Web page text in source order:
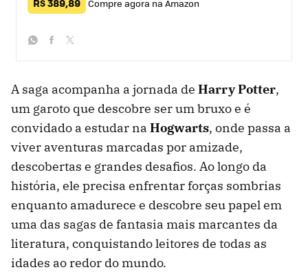
Compre agora na Amazon
A saga acompanha a jornada de Harry Potter,
um garoto que descobre ser um bruxo e é
convidado a estudar na Hogwarts, onde passa a
viver aventuras marcadas por amizade,
descobertas e grandes desafios. Ao longo da
história, ele precisa enfrentar forças sombrias
enquanto amadurece e descobre seu papel em
uma das sagas de fantasia mais marcantes da
literatura, conquistando leitores de todas as
idades ao redor do mundo.